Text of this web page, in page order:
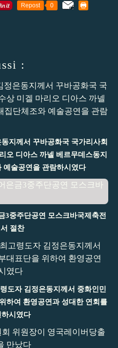
Repost 0
:
지께서 꾸바공화국 국가리사회
오 디아스 까넬 베르무데스동지
예술공연을 관람하시였다
3중주단공연 모스크바국제축전
절찬
도자 김정은동지께서 중화인민
하여 환영공연과 성대한 연회를
하시였다